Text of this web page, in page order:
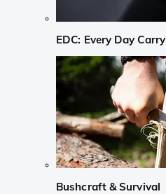
EDC: Every Day Carry
Bushcraft & Survival